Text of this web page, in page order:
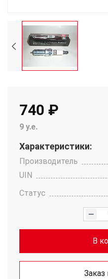
740 ₽
9 у.е.
Характеристики:
Производитель
UIN
Статус
В
Заказ